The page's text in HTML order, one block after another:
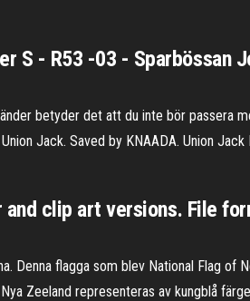
S - R53 -03 - Sparbössan
betyder det att du inte bör passera
Jack. Saved by KNAADA. Union
clip art versions. File
Denna flagga som blev National Flag of
Zeeland representeras av kungblå